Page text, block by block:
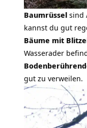
Baumrüssel sind
kannst du gut
Bäume mit
Wasserader
gut zu verweilen.